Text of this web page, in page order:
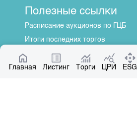
Главная Листинг Торги ЦРИ ESG
Полезные ссылки
Расписание аукционов по ГЦБ
Итоги последних торгов
Котировки по ЦБ
Центр раскрытия информации